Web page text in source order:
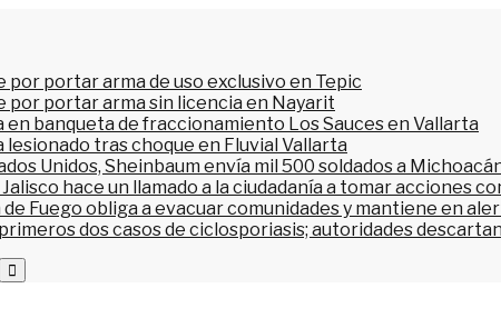
por portar arma de uso exclusivo en Tepic
por portar arma sin licencia en Nayarit
en banqueta de fraccionamiento Los Sauces en Vallarta
tras choque en Fluvial Vallarta
Unidos, Sheinbaum envía mil 500 soldados a
hace un llamado a la ciudadanía a tomar acciones
Fuego obliga a evacuar comunidades y mantiene en
dos casos de ciclosporiasis; autoridades